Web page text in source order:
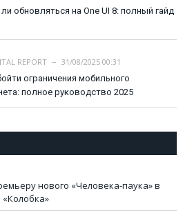
обновляться на One UI 8: полный гайд
REPORT
31/08/2025 00:31
ограничения мобильного
полное руководство 2025
нового «Человека-паука» в